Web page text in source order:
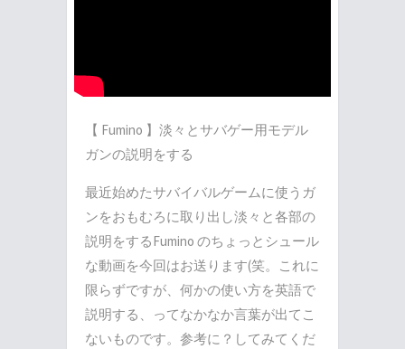
【 Fumino 】淡々とサバゲー用モデル
ガンの説明をする
最近始めたサバイバルゲームに使うガ
ンをおもむろに取り出し淡々と各部の
説明をするFumino のちょっとシュール
な動画を今回はお送ります(笑。これに
限らずですが、何かの使い方を英語で
説明する、ってなかなか言葉が出てこ
ないものです。参考に？してみてくだ